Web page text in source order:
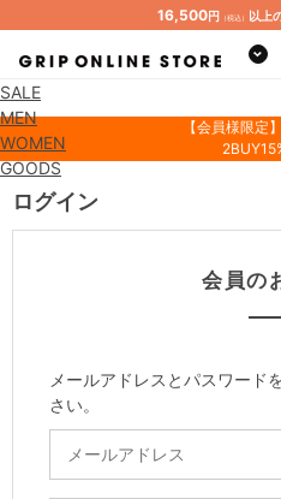
16,500円 （税込） 以上
SALE
MEN
WOMEN
GOODS
【会員様限定
ログイン
会員の
メールアドレスとパスワード
さい。